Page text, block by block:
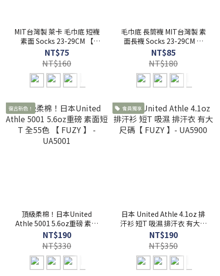
MIT台灣製 萊卡 毛巾底 短襪
素面 Socks 23-29CM 【
FUZY MADE】- G203051
NT$75
NT$160
毛巾底 長筒襪 MIT台灣製 素
面長襪 Socks 23-29CM 【
FUZY MADE】- G203050
NT$85
NT$180
復古新色！
頂級柔棉！日本United
Athle 5001 5.6oz重磅 素面
短T 全55色 【 FUZY 】 -
UA5001
NT$190
NT$330
會員獨享
日本 United Athle 4.1oz 排
汗衫 短T 吸濕 排汗衣 有大尺
碼【 FUZY 】- UA5900
NT$190
NT$350